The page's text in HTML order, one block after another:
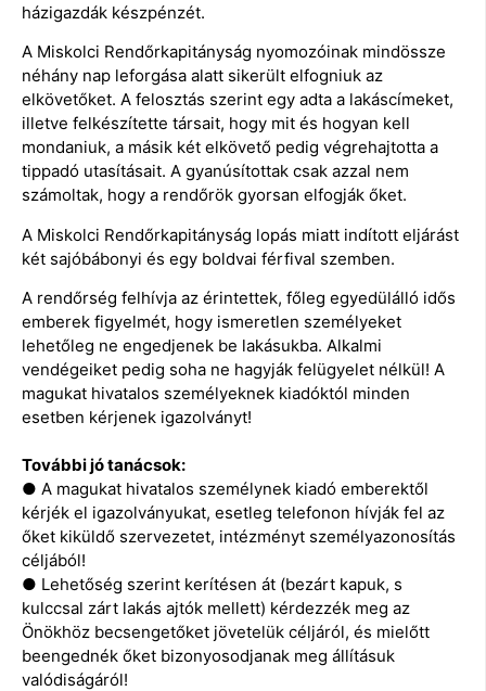
házigazdák készpénzét.
A Miskolci Rendőrkapitányság nyomozóinak mindössze
néhány nap leforgása alatt sikerült elfogniuk az
elkövetőket. A felosztás szerint egy adta a lakáscímeket,
illetve felkészítette társait, hogy mit és hogyan kell
mondaniuk, a másik két elkövető pedig végrehajtotta a
tippadó utasításait. A gyanúsítottak csak azzal nem
számoltak, hogy a rendőrök gyorsan elfogják őket.
A Miskolci Rendőrkapitányság lopás miatt indított eljárást
két sajóbábonyi és egy boldvai férfival szemben.
A rendőrség felhívja az érintettek, főleg egyedülálló idős
emberek figyelmét, hogy ismeretlen személyeket
lehetőleg ne engedjenek be lakásukba. Alkalmi
vendégeiket pedig soha ne hagyják felügyelet nélkül! A
magukat hivatalos személyeknek kiadóktól minden
esetben kérjenek igazolványt!
További jó tanácsok:
● A magukat hivatalos személynek kiadó emberektől
kérjék el igazolványukat, esetleg telefonon hívják fel az
őket kiküldő szervezetet, intézményt személyazonosítás
céljából!
● Lehetőség szerint kerítésen át (bezárt kapuk, s
kulccsal zárt lakás ajtók mellett) kérdezzék meg az
Önökhöz becsengetőket jövetelük céljáról, és mielőtt
beengednék őket bizonyosodjanak meg állításuk
valódiságáról!